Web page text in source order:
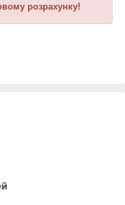
розрахунку!